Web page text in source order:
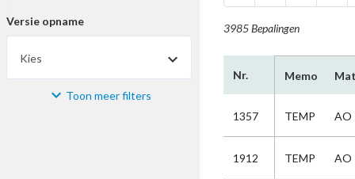
Versie opname
Kies
Materiaal Toon meer filters
3985 Bepalingen
Nr. Memo
1357 TEMP AO
1912 TEMP AO